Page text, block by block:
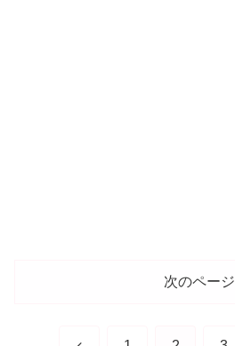
次のページ